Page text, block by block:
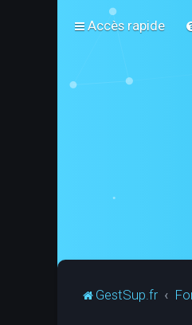
Accès rapide
GestSup.fr